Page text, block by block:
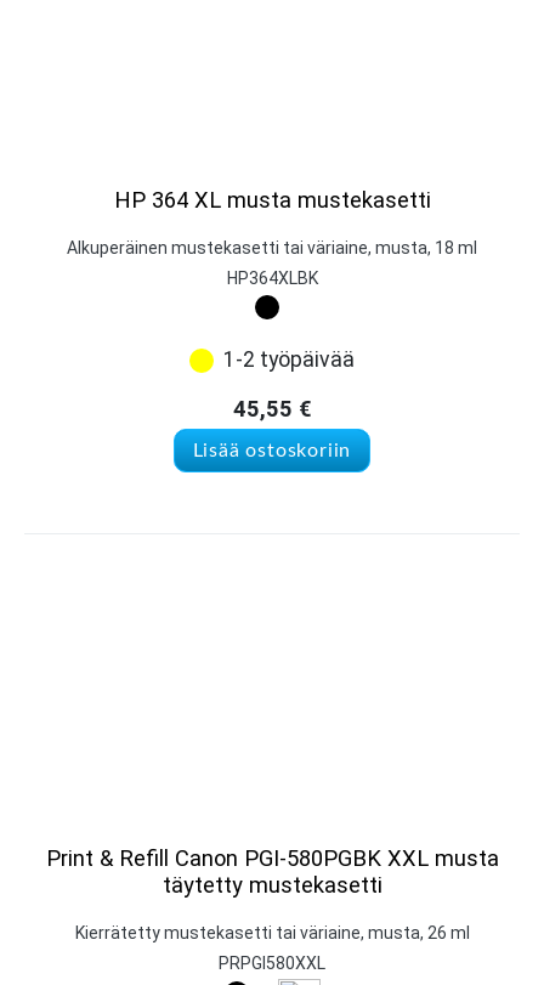
HP 364 XL musta mustekasetti
Alkuperäinen mustekasetti tai väriaine, musta, 18 ml
HP364XLBK
1-2 työpäivää
45,55 €
Lisää ostoskoriin
Print & Refill Canon PGI-580PGBK XXL musta
täytetty mustekasetti
Kierrätetty mustekasetti tai väriaine, musta, 26 ml
PRPGI580XXL